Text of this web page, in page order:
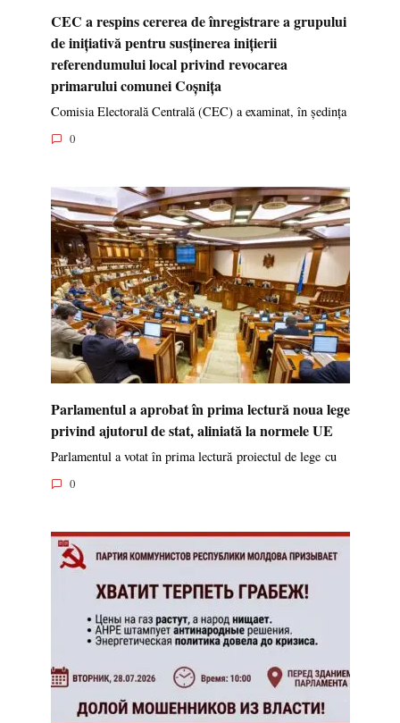
CEC a respins cererea de înregistrare a grupului
de inițiativă pentru susținerea inițierii
referendumului local privind revocarea
primarului comunei Coșnița
Comisia Electorală Centrală (CEC) a examinat, în ședința
0
Parlamentul a aprobat în prima lectură noua lege
privind ajutorul de stat, aliniată la normele UE
Parlamentul a votat în prima lectură proiectul de lege cu
0